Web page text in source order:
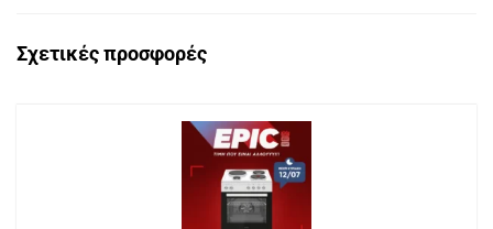
Σχετικές προσφορές